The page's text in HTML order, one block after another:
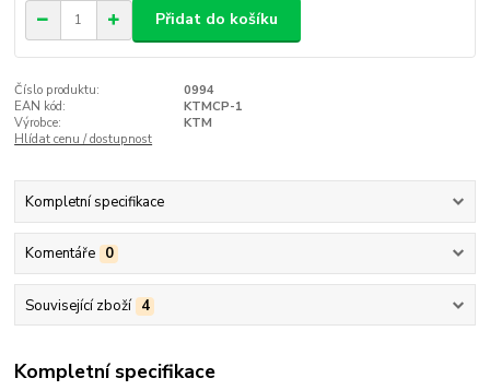
Přidat do košíku
Číslo produktu:
0994
EAN kód:
KTMCP-1
Výrobce:
KTM
Hlídat cenu / dostupnost
Kompletní specifikace
Komentáře 0
Související zboží 4
Kompletní specifikace